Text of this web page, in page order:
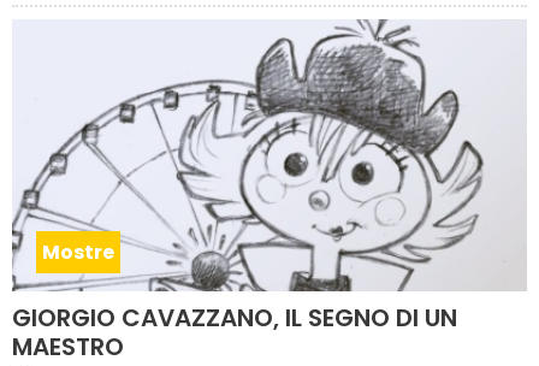
Mostre
GIORGIO CAVAZZANO, IL SEGNO DI UN
MAESTRO